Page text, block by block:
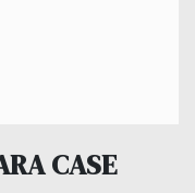
CASE